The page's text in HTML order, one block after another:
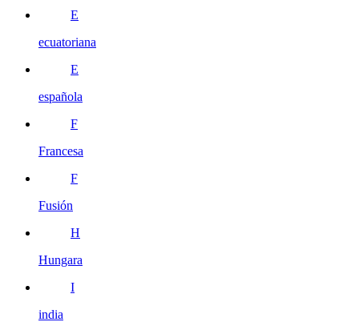
E
ecuatoriana
E
española
F
Francesa
F
Fusión
H
Hungara
I
india